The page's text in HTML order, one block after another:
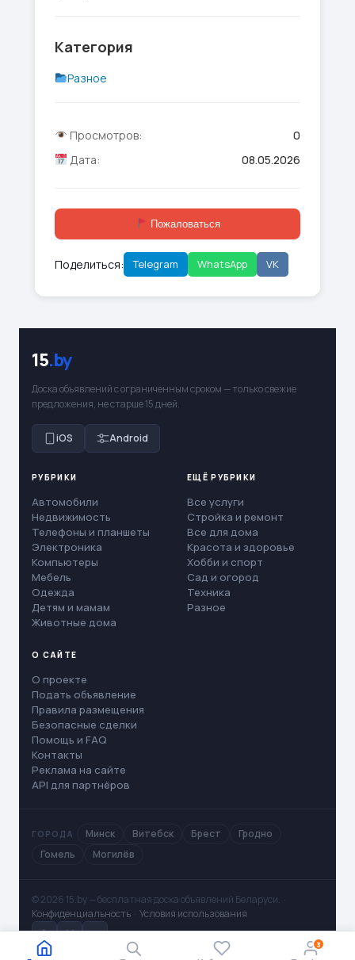
Категория
Разное
Просмотров:
0
Дата:
08.05.2026
Пожаловаться
Поделиться: Telegram WhatsApp VK
3
15.by
Доска объявлений с ограниченным сроком — только свежие
предложения, не старше 15 дней.
iOS Android
РУБРИКИ
Автомобили
Недвижимость
Телефоны и планшеты
Электроника
Компьютеры
Мебель
Одежда
Детям и мамам
Животные дома
ЕЩЁ РУБРИКИ
Все услуги
Стройка и ремонт
Все для дома
Красота и здоровье
Хобби и спорт
Сад и огород
Техника
Разное
О САЙТЕ
О проекте
Подать объявление
Правила размещения
Безопасные сделки
Помощь и FAQ
Контакты
Реклама на сайте
API для партнёров
ГОРОДА Минск Витебск Брест
Гродно
Гомель
Могилёв
© 2026 15.by — бесплатная доска объявлений Беларуси. ·
Конфиденциальность · Условия использования
✈ V ◻